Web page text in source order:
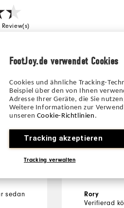
FootJoy.de verwendet Cookies
Cookies und ähnliche Tracking-
Beispiel über den von Ihnen
Adresse Ihrer Geräte, die Sie
Weitere Informationen zur
unseren Cookie-Richtlinien .
Tracking akzeptieren
Tracking verwalten
View All
sedan
Rory
Verifierad